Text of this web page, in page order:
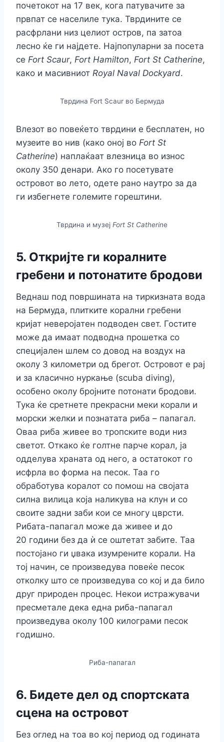
почетокот на 17 век, кога патувачите за
првпат се населиле тука. Тврдините се
расфрлани низ целиот остров, па затоа
лесно ќе ги најдете. Најпопуларни за посета
се Fort Scaur, Fort Hamilton, Fort St Catherine,
како и масивниот Royal Naval Dockyard.
Тврдина Fort Scaur во Бермуда
Влезот во повеќето тврдини е бесплатен, но
музеите во нив (како оној во Fort St
Catherine) наплаќаат влезница во износ
околу 350 денари. Ако го посетувате
островот во лето, одете рано наутро за да
ги избегнете големите горештини.
Тврдина и музеј Fort St Catherinе
5. Откријте ги коралните
гребени и потонатите бродови
Веднаш под површината на тиркизната вода
на Бермуда, плитките корални гребени
кријат неверојатен подводен свет. Гостите
може да имаат подводна прошетка со
специјален шлем со довод на воздух на
околу 3 километри од брегот. Островот е рај
и за класично нуркање (scuba diving),
особено околу бројните потонати бродови.
Тука ќе сретнете прекрасни меки корали и
морски желки и познатата риба – папагал.
Оваа риба живее во тропските води низ
светот. Откако ќе голтне парче корал, ја
одделува храната од него, а остатокот го
исфрла во форма на песок. Таа го
обработува коралот со помош на својата
силна вилица која наликува на клун и со
своите задни заби кои се многу цврсти.
Рибата-папагал може да живее и до
20 години без да ѝ се оштетат забите. Таа
постојано ги џвака изумрените корали. На
тој начин, се произведува повеќе песок
отколку што се произведува со кој и да било
друг природен процес. Некои истражувачи
пресметале дека една риба-папагал
произведува околу 100 килограми песок
годишно.
Риба-папагал
6. Бидете дел од спортската
сцена на островот
Без оглед на тоа во кој период од годината